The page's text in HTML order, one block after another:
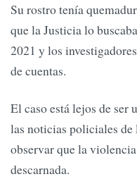
Su rostro tenía
que la Justicia lo
2021 y los
de cuentas.
El caso está lejos de ser
las noticias policiales de
observar que la
descarnada.